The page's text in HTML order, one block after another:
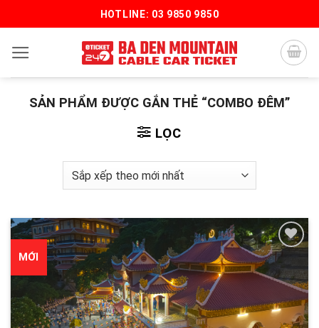
qua
nội
HOTLINE: 03 9850 9850
SẢN PHẨM ĐƯỢC GẮN THẺ “COMBO ĐÊM”
LỌC
MỚI